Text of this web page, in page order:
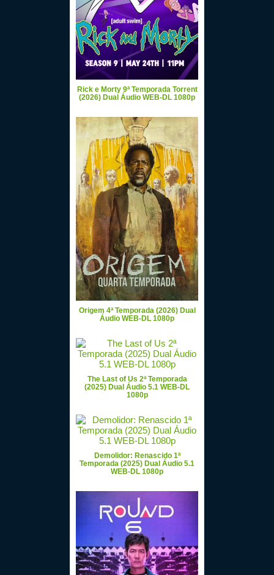
Rick e Morty 9ª Temporada Torrent
(2026) Dual Áudio WEB-DL 1080p
Origem 4ª Temporada (2026) Dual
Áudio WEB-DL 1080p
The Last of Us 2ª Temporada
(2025) Dual Áudio 5.1 WEB-DL
1080p
Demolidor: Renascido 1ª
Temporada (2025) Dual Áudio 5.1
WEB-DL 1080p